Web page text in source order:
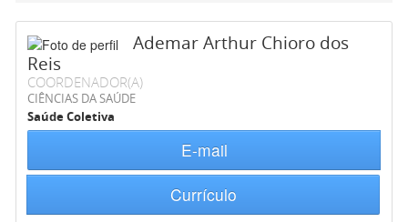
Ademar Arthur Chioro dos
Reis
COORDENADOR(A)
CIÊNCIAS DA SAÚDE
Saúde Coletiva
E-mail
Currículo